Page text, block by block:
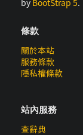
by BootStrap 5.
條款
關於本站
服務條款
隱私權條款
站內服務
查辭典